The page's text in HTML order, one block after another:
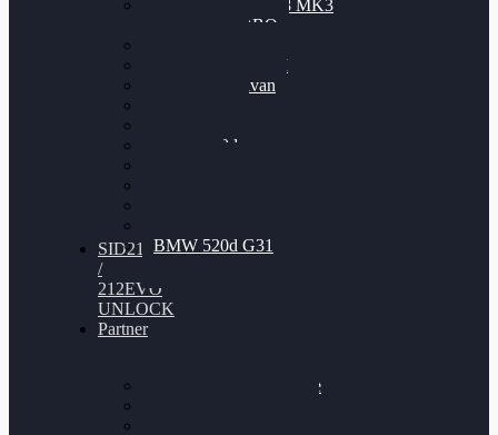
Nissan GT-R35 3.8 MK3
V6 TWINTURBO
VW Passat 2.0TDI
VW T6 Multivan
BMW 120d
BMW 520d G31
SID212
/
212EVO
UNLOCK
Partner
Bilgenroth Performance